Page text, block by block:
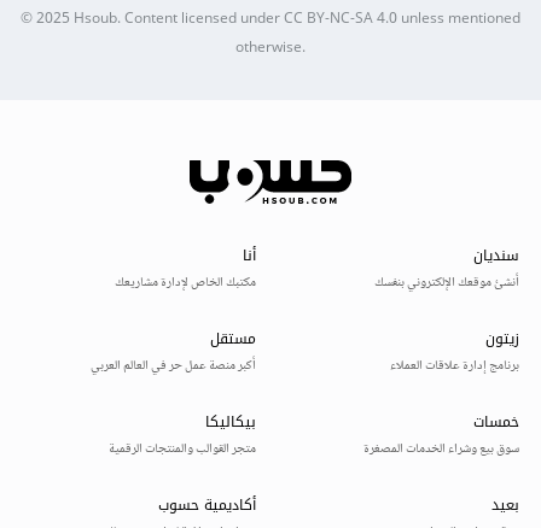
© 2025Hsoub.Content licensed underCC BY-NC-SA 4.0unless mentioned
otherwise.